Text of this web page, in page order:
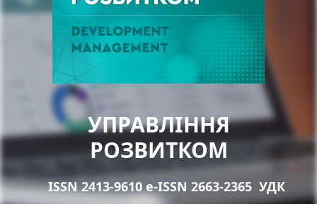
УПРАВЛІННЯ
РОЗВИТКОМ
ISSN 2413-9610 e-ISSN 2663-2365 УДК